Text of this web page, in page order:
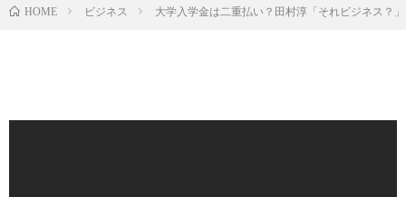
HOME ビジネス 大学入学金は二重払い？田村淳「それビジネス？